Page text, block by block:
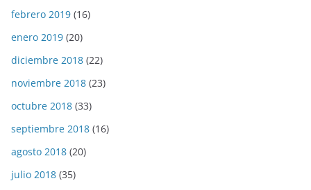
febrero 2019 (16)
enero 2019 (20)
diciembre 2018 (22)
noviembre 2018 (23)
octubre 2018 (33)
septiembre 2018 (16)
agosto 2018 (20)
julio 2018 (35)